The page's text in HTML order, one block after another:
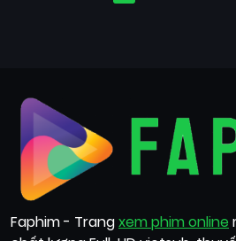
Faphim - Trangxem phim online